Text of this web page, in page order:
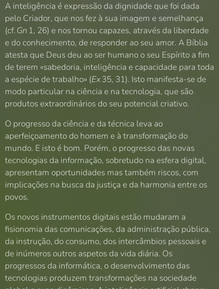
A inteligência é expressão da dignidade que foi dada
pelo Criador, que nos fez à sua imagem e semelhança
(cf.Gn 1, 26) e nos tornou capazes, através da liberdade
e do conhecimento, de responder ao seu amor. A Bíblia
atesta que Deus deu ao ser humano o seu Espírito a fim
de terem «sabedoria, inteligência e capacidade para toda
a espécie de trabalho» (Ex35, 31). Isto manifesta-se de
modo particular na ciência e na tecnologia, que são
produtos extraordinários do seu potencial criativo.
O progresso da ciência e da técnica leva ao
aperfeiçoamento do homem e à transformação do
mundo. E isto é bom. Porém, o progresso das novas
tecnologias da informação, sobretudo na esfera digital,
apresentam oportunidades mas também riscos, com
implicações na busca da justiça e da harmonia entre os
povos.
Os novos instrumentos digitais estão mudaram a
fisionomia das comunicações, da administração pública,
da instrução, do consumo, dos intercâmbios pessoais e
de inúmeros outros aspetos da vida diária. Os
progressos da informática, o desenvolvimento das
tecnologias produzem transformações na sociedade